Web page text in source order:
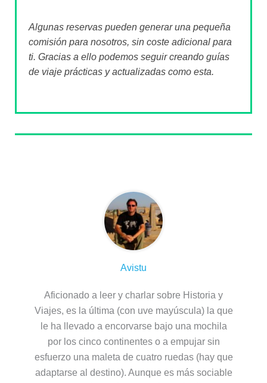
Algunas reservas pueden generar una pequeña
comisión para nosotros, sin coste adicional para
ti. Gracias a ello podemos seguir creando guías
de viaje prácticas y actualizadas como esta.
Avistu
Aficionado a leer y charlar sobre Historia y
Viajes, es la última (con uve mayúscula) la que
le ha llevado a encorvarse bajo una mochila
por los cinco continentes o a empujar sin
esfuerzo una maleta de cuatro ruedas (hay que
adaptarse al destino). Aunque es más sociable